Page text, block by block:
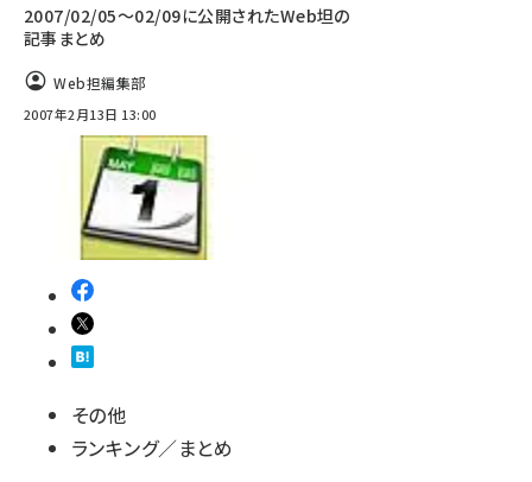
2007/02/05〜02/09に公開されたWeb坦の
記事まとめ
Web担編集部
2007年2月13日 13:00
その他
ランキング／まとめ